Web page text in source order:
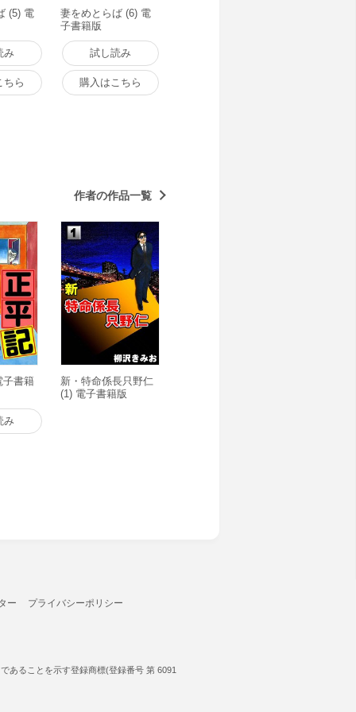
(5) 電
み
ちら
妻をめとらば (6) 電
子書籍版
試し読み
購入はこちら
作者の作品一覧
子書籍
み
新・特命係長只野仁
(1) 電子書籍版
ー プライバシーポリシー
あることを示す登録商標(登録番号 第 6091